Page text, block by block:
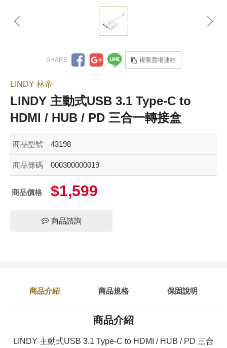
複製賣場連結
LINDY 林帝
LINDY 主動式USB 3.1 Type-C to
HDMI / HUB / PD 三合一轉接盒
商品型號 43198
商品條碼 000300000019
商品價格 $1,599
商品諮詢
商品介紹 商品規格 保固說明
商品介紹
LINDY 主動式USB 3.1 Type-C to HDMI / HUB / PD 三合